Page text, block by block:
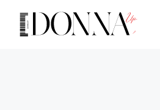
contenuto